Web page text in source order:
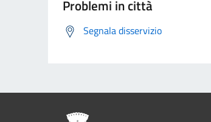
Problemi in città
Segnala disservizio